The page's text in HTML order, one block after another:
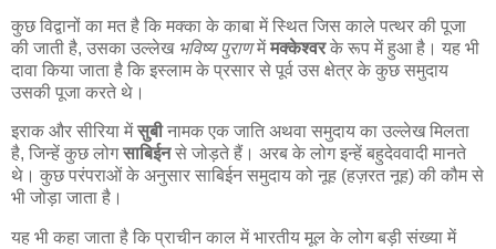
कुछ विद्वानों का मत है कि मक्का के काबा में स्थित जिस काले पत्थर की पूजा
की जाती है, उसका उल्लेख भविष्य पुराणमेंमक्केश्वरके रूप में हुआ है। यह भी
दावा किया जाता है कि इस्लाम के प्रसार से पूर्व उस क्षेत्र के कुछ समुदाय
उसकी पूजा करते थे।
इराक और सीरिया मेंसुबीनामक एक जाति अथवा समुदाय का उल्लेख मिलता
है, जिन्हें कुछ लोगसाबिईनसे जोड़ते हैं। अरब के लोग इन्हें बहुदेववादी मानते
थे। कुछ परंपराओं के अनुसार साबिईन समुदाय को नूह (हज़रत नूह) की कौम से
भी जोड़ा जाता है।
यह भी कहा जाता है कि प्राचीन काल में भारतीय मूल के लोग बड़ी संख्या में